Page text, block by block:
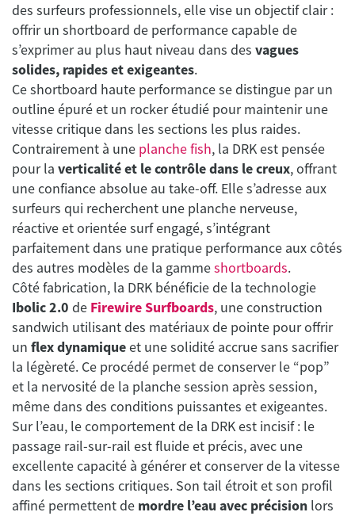
des surfeurs professionnels, elle vise un objectif clair :
offrir un shortboard de performance capable de
s’exprimer au plus haut niveau dans des vagues
solides, rapides et exigeantes.
Ce shortboard haute performance se distingue par un
outline épuré et un rocker étudié pour maintenir une
vitesse critique dans les sections les plus raides.
Contrairement à une planche fish, la DRK est pensée
pour la verticalité et le contrôle dans le creux, offrant
une confiance absolue au take-off. Elle s’adresse aux
surfeurs qui recherchent une planche nerveuse,
réactive et orientée surf engagé, s’intégrant
parfaitement dans une pratique performance aux côtés
des autres modèles de la gammeshortboards.
Côté fabrication, la DRK bénéficie de la technologie
Ibolic 2.0 de Firewire Surfboards, une construction
sandwich utilisant des matériaux de pointe pour offrir
un flex dynamiqueet une solidité accrue sans sacrifier
la légèreté. Ce procédé permet de conserver le “pop”
et la nervosité de la planche session après session,
même dans des conditions puissantes et exigeantes.
Sur l’eau, le comportement de la DRK est incisif : le
passage rail-sur-rail est fluide et précis, avec une
excellente capacité à générer et conserver de la vitesse
dans les sections critiques. Son tail étroit et son profil
affiné permettent de mordre l’eau avec précision lors